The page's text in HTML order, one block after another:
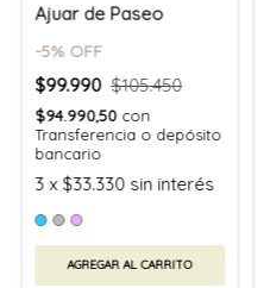
Ajuar de Paseo
-5% OFF
$99.990 $105.450
$94.990,50 con
Transferencia o depósito
bancario
3 x $33.330 sin interés
AGREGAR AL CARRITO